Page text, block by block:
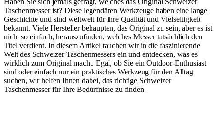
Taschenmesser ist? Diese legendären Werkzeuge haben eine lange
Geschichte und sind weltweit für ihre Qualität und Vielseitigkeit
bekannt. Viele Hersteller behaupten, das Original zu sein, aber es ist
nicht so einfach, herauszufinden, welches Messer tatsächlich den
Titel verdient. In diesem Artikel tauchen wir in die faszinierende
Welt des Schweizer Taschenmessers ein und entdecken, was es
wirklich zum Original macht. Egal, ob Sie ein Outdoor-Enthusiast
sind oder einfach nur ein praktisches Werkzeug für den Alltag
suchen, wir helfen Ihnen dabei, das richtige Schweizer
Taschenmesser für Ihre Bedürfnisse zu finden.